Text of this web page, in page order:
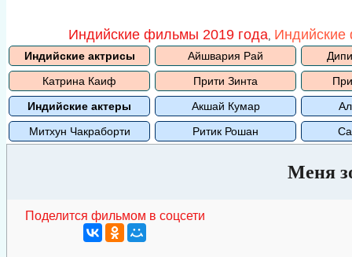
Индийские фильмы 2019 года,
Индийские актрисы Айшвария Рай
Катрина Каиф
Прити Зинта
Индийские актеры
Акшай Кумар
Митхун Чакраборти
Ритик Рошан
Меня
Поделится фильмом в соцсети